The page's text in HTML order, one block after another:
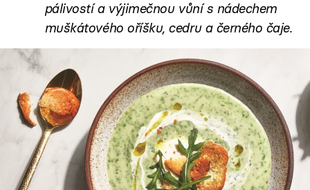
pálivostí a výjimečnou vůní s nádechem
muškátového oříšku, cedru a černého čaje.